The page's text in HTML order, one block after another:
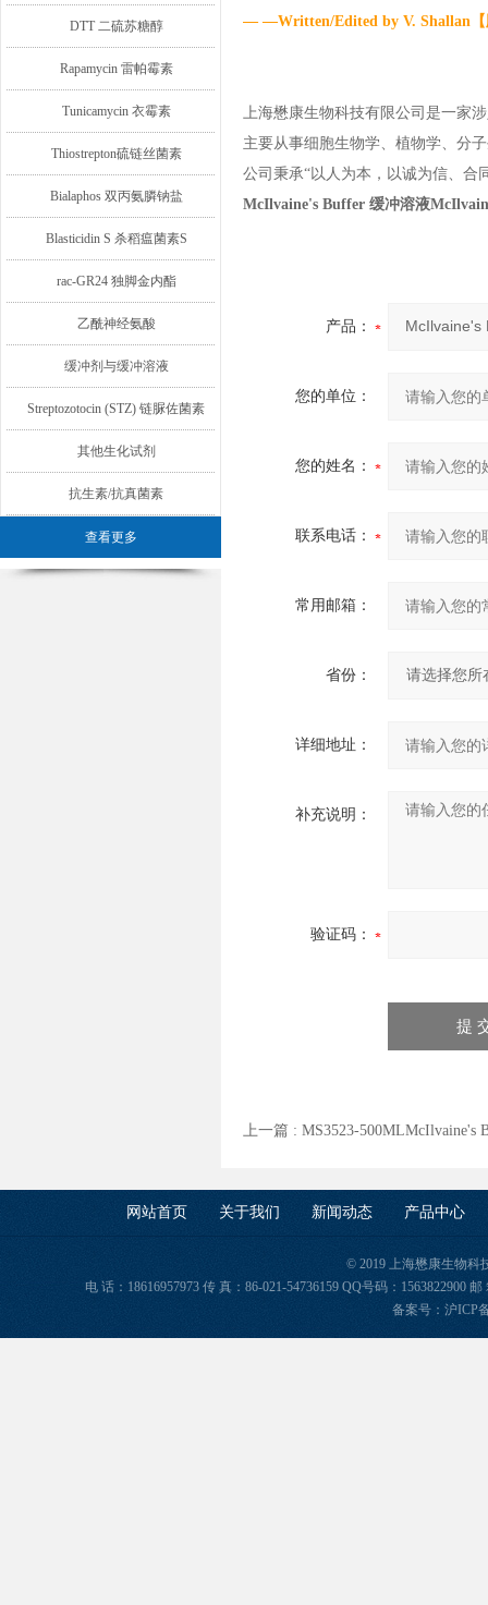
DTT 二硫苏糖醇
Rapamycin 雷帕霉素
Tunicamycin 衣霉素
Thiostrepton硫链丝菌素
Bialaphos 双丙氨膦钠盐
Blasticidin S 杀稻瘟菌素S
rac-GR24 独脚金内酯
乙酰神经氨酸
缓冲剂与缓冲溶液
Streptozotocin (STZ) 链脲佐菌素
其他生化试剂
抗生素/抗真菌素
查看更多
— —Written/Edited by V. Shallan【
上海懋康生物科技有限公司是一家
主要从事细胞生物学、植物学、分
公司秉承“以人为本，以诚为信、
McIlvaine's Buffer 缓冲溶液
产品：
您的单位：
您的姓名：
联系电话：
常用邮箱：
省份：
详细地址：
补充说明：
验证码：
上一篇 : MS3523-500MLMcIlvaine's
网站首页 关于我们 新闻动态 产品中心
© 2019 上海懋康生物科
电 话：18616957973 传 真：86-021-54736159 QQ号码：1563822900
备案号： 沪ICP